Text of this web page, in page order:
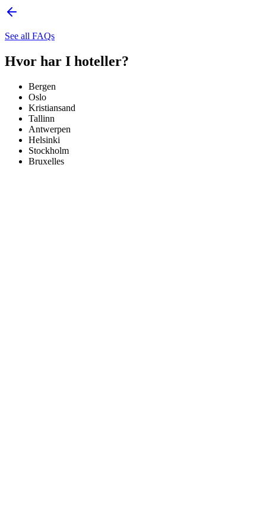
See all FAQs
Hvor har I hoteller?
Bergen
Oslo
Kristiansand
Tallinn
Antwerpen
Helsinki
Stockholm
Bruxelles